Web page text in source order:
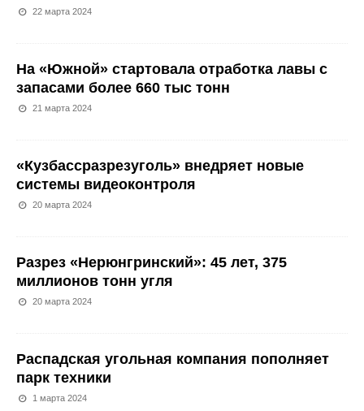
22 марта 2024
На «Южной» стартовала отработка лавы с
запасами более 660 тыс тонн
21 марта 2024
«Кузбассразрезуголь» внедряет новые
системы видеоконтроля
20 марта 2024
Разрез «Нерюнгринский»: 45 лет, 375
миллионов тонн угля
20 марта 2024
Распадская угольная компания пополняет
парк техники
1 марта 2024